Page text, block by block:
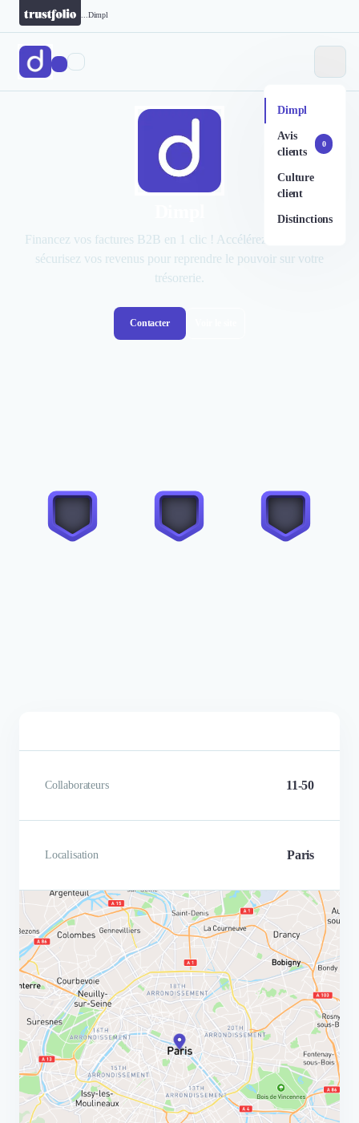
Dimpl
Dimpl
Avis
clients
0
Culture
client
Distinctions
Financez vos factures B2B en 1 clic ! Accélérez vos ventes et
sécurisez vos revenus pour reprendre le pouvoir sur votre
trésorerie.
Contacter
Collaborateurs 11-50
Localisation Paris